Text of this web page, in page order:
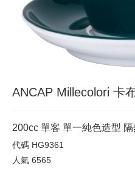
ANCAP Millecolori 卡
200cc 單客 單一純色造型
代碼 HG9361
人氣 6565